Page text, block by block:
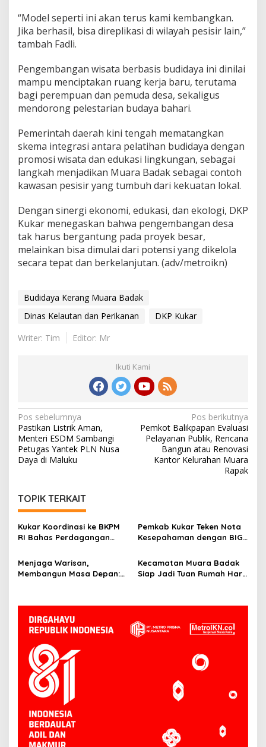
“Model seperti ini akan terus kami kembangkan.
Jika berhasil, bisa direplikasi di wilayah pesisir lain,”
tambah Fadli.
Pengembangan wisata berbasis budidaya ini dinilai
mampu menciptakan ruang kerja baru, terutama
bagi perempuan dan pemuda desa, sekaligus
mendorong pelestarian budaya bahari.
Pemerintah daerah kini tengah mematangkan
skema integrasi antara pelatihan budidaya dengan
promosi wisata dan edukasi lingkungan, sebagai
langkah menjadikan Muara Badak sebagai contoh
kawasan pesisir yang tumbuh dari kekuatan lokal.
Dengan sinergi ekonomi, edukasi, dan ekologi, DKP
Kukar menegaskan bahwa pengembangan desa
tak harus bergantung pada proyek besar,
melainkan bisa dimulai dari potensi yang dikelola
secara tepat dan berkelanjutan. (adv/metroikn)
Budidaya Kerang Muara Badak
Dinas Kelautan dan Perikanan
DKP Kukar
Writer: Tim
Editor: Mr
Ikuti Kami
Navigasi
pos
Pos sebelumnya
Pastikan Listrik Aman,
Menteri ESDM Sambangi
Petugas Yantek PLN Nusa
Daya di Maluku
Pos berikutnya
Pemkot Balikpapan Evaluasi
Pelayanan Publik, Rencana
Bangun atau Renovasi
Kantor Kelurahan Muara
Rapak
TOPIK TERKAIT
Kukar Koordinasi ke BKPM
RI Bahas Perdagangan
Non-Kawasan Hutan
Pemkab Kukar Teken Nota
Kesepahaman dengan BIG:
Pembangunan Berbasis
Geospasial
Menjaga Warisan,
Membangun Masa Depan:
Dana Abadi Daerah ke
Bojonegoro
Kecamatan Muara Badak
Siap Jadi Tuan Rumah Hari